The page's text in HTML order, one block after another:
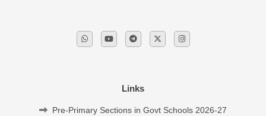
Links
Pre-Primary Sections in Govt Schools 2026-27